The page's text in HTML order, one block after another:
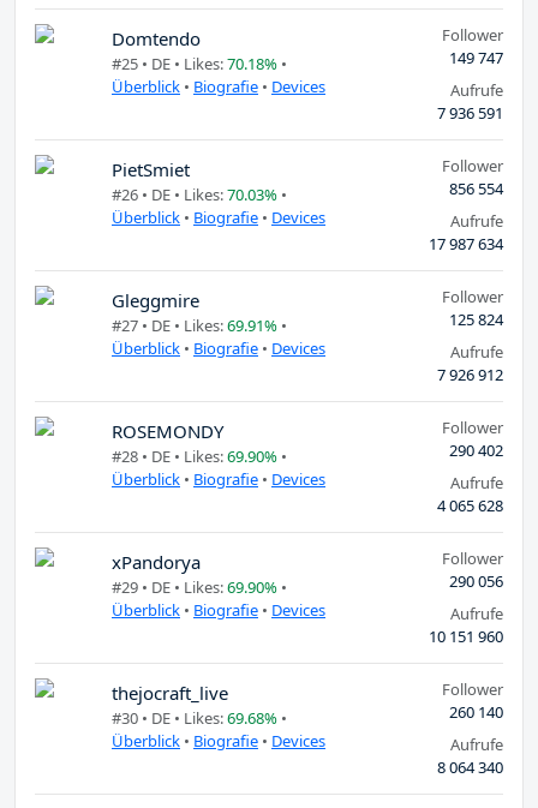
Domtendo
#25 • DE • Likes:70.18% •
Überblick • Biografie • Devices
Follower
149 747
Aufrufe
7 936 591
PietSmiet
#26 • DE • Likes:70.03% •
Überblick • Biografie • Devices
Follower
856 554
Aufrufe
17 987 634
Gleggmire
#27 • DE • Likes:69.91% •
Überblick • Biografie • Devices
Follower
125 824
Aufrufe
7 926 912
ROSEMONDY
#28 • DE • Likes:69.90% •
Überblick • Biografie • Devices
Follower
290 402
Aufrufe
4 065 628
xPandorya
#29 • DE • Likes:69.90% •
Überblick • Biografie • Devices
Follower
290 056
Aufrufe
10 151 960
thejocraft_live
#30 • DE • Likes:69.68% •
Überblick • Biografie • Devices
Follower
260 140
Aufrufe
8 064 340